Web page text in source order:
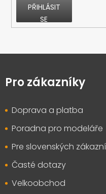
PŘIHLÁSIT
SE
pPro zákazníky
Doprava a platba
Poradna pro modeláře
Pre slovenských
Časté dotazy
Velkoobchod